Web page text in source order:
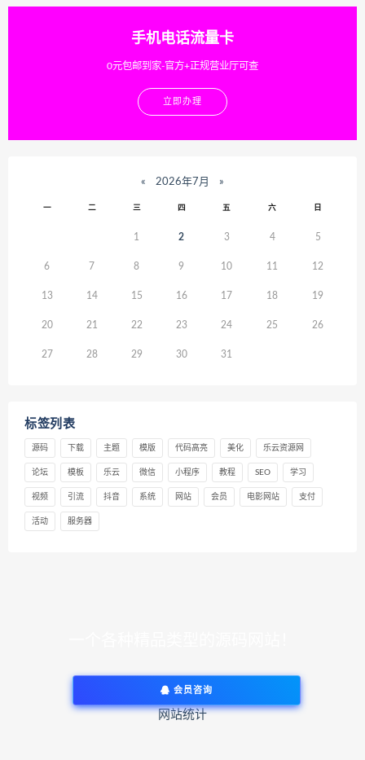
手机电话流量卡
0元包邮到家-官方+正规营业厅可查
立即办理
« 2026年7月 »
一 二 三 四 五 六 日
1 2 3 4 5
6 7 8 9 10 11 12
13 14 15 16 17 18 19
20 21 22 23 24 25 26
27 28 29 30 31
标签列表
源码 下载 主题 模版 代码高亮 美化 乐云资源网
论坛 模板 乐云 微信 小程序 教程 SEO 学习
视频 引流 抖音 系统 网站 会员 电影网站 支付
活动 服务器
会员咨询
网站统计